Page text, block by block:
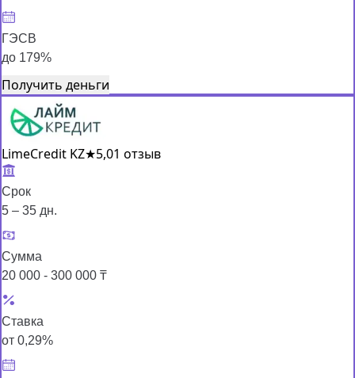
ГЭСВ
до 179%
Получить деньги
LimeCredit KZ★5,01 отзыв
Срок
5 – 35 дн.
Сумма
20 000 - 300 000 ₸
Ставка
от 0,29%